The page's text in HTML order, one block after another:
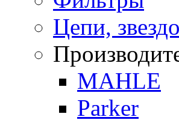
Цепи,
MAHLE
Parker